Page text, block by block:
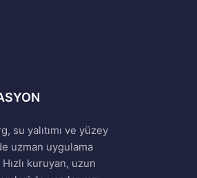
su yalıtımı ve yüzey
uzman uygulama
kuruyan, uzun